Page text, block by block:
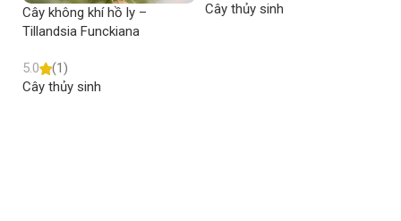
Cây không khí hồ ly –
Tillandsia Funckiana
5.0
(1)
Cây thủy sinh
Cây thủy sinh